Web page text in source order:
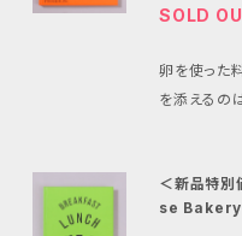
SOLD
卵を使った
を添えるの
＜新品特
se Bakery